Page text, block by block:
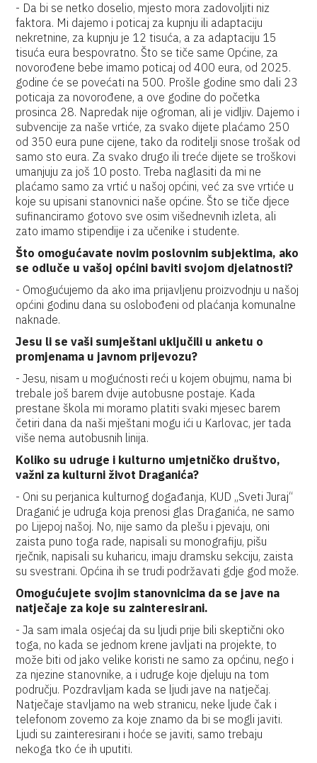
- Da bi se netko doselio, mjesto mora zadovoljiti niz
faktora. Mi dajemo i poticaj za kupnju ili adaptaciju
nekretnine, za kupnju je 12 tisuća, a za adaptaciju 15
tisuća eura bespovratno. Što se tiče same Općine, za
novorođene bebe imamo poticaj od 400 eura, od 2025.
godine će se povećati na 500. Prošle godine smo dali 23
poticaja za novorođene, a ove godine do početka
prosinca 28. Napredak nije ogroman, ali je vidljiv. Dajemo i
subvencije za naše vrtiće, za svako dijete plaćamo 250
od 350 eura pune cijene, tako da roditelji snose trošak od
samo sto eura. Za svako drugo ili treće dijete se troškovi
umanjuju za još 10 posto. Treba naglasiti da mi ne
plaćamo samo za vrtić u našoj općini, već za sve vrtiće u
koje su upisani stanovnici naše općine. Što se tiče djece
sufinanciramo gotovo sve osim višednevnih izleta, ali
zato imamo stipendije i za učenike i studente.
Što omogućavate novim poslovnim subjektima, ako
se odluče u vašoj općini baviti svojom djelatnosti?
- Omogućujemo da ako ima prijavljenu proizvodnju u našoj
općini godinu dana su oslobođeni od plaćanja komunalne
naknade.
Jesu li se vaši sumještani uključili u anketu o
promjenama u javnom prijevozu?
- Jesu, nisam u mogućnosti reći u kojem obujmu, nama bi
trebale još barem dvije autobusne postaje. Kada
prestane škola mi moramo platiti svaki mjesec barem
četiri dana da naši mještani mogu ići u Karlovac, jer tada
više nema autobusnih linija.
Koliko su udruge i kulturno umjetničko društvo,
važni za kulturni život Draganića?
- Oni su perjanica kulturnog događanja, KUD „Sveti Juraj“
Draganić je udruga koja prenosi glas Draganića, ne samo
po Lijepoj našoj. No, nije samo da plešu i pjevaju, oni
zaista puno toga rade, napisali su monografiju, pišu
rječnik, napisali su kuharicu, imaju dramsku sekciju, zaista
su svestrani. Općina ih se trudi podržavati gdje god može.
Omogućujete svojim stanovnicima da se jave na
natječaje za koje su zainteresirani.
- Ja sam imala osjećaj da su ljudi prije bili skeptični oko
toga, no kada se jednom krene javljati na projekte, to
može biti od jako velike koristi ne samo za općinu, nego i
za njezine stanovnike, a i udruge koje djeluju na tom
području. Pozdravljam kada se ljudi jave na natječaj.
Natječaje stavljamo na web stranicu, neke ljude čak i
telefonom zovemo za koje znamo da bi se mogli javiti.
Ljudi su zainteresirani i hoće se javiti, samo trebaju
nekoga tko će ih uputiti.